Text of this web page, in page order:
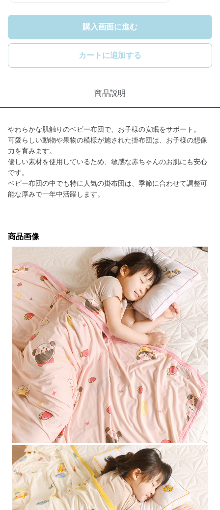
購入画面に進む
カートに追加する
商品説明
やわらかな肌触りのベビー布団で、お子様の安眠をサポート。
可愛らしい動物や果物の模様が施された掛布団は、お子様の想像
力を育みます。
優しい素材を使用しているため、敏感な赤ちゃんのお肌にも安心
です。
ベビー布団の中でも特に人気の掛布団は、季節に合わせて調整可
能な厚みで一年中活躍します。
商品画像